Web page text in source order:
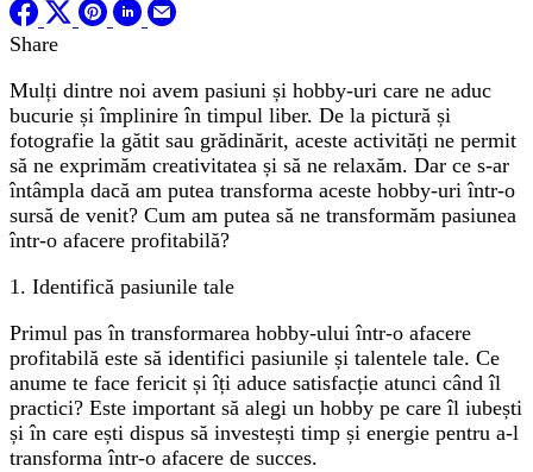
Share
Mulți dintre noi avem pasiuni și hobby-uri care ne aduc
bucurie și împlinire în timpul liber. De la pictură și
fotografie la gătit sau grădinărit, aceste activități ne permit
să ne exprimăm creativitatea și să ne relaxăm. Dar ce s-ar
întâmpla dacă am putea transforma aceste hobby-uri într-o
sursă de venit? Cum am putea să ne transformăm pasiunea
într-o afacere profitabilă?
1. Identifică pasiunile tale
Primul pas în transformarea hobby-ului într-o afacere
profitabilă este să identifici pasiunile și talentele tale. Ce
anume te face fericit și îți aduce satisfacție atunci când îl
practici? Este important să alegi un hobby pe care îl iubești
și în care ești dispus să investești timp și energie pentru a-l
transforma într-o afacere de succes.